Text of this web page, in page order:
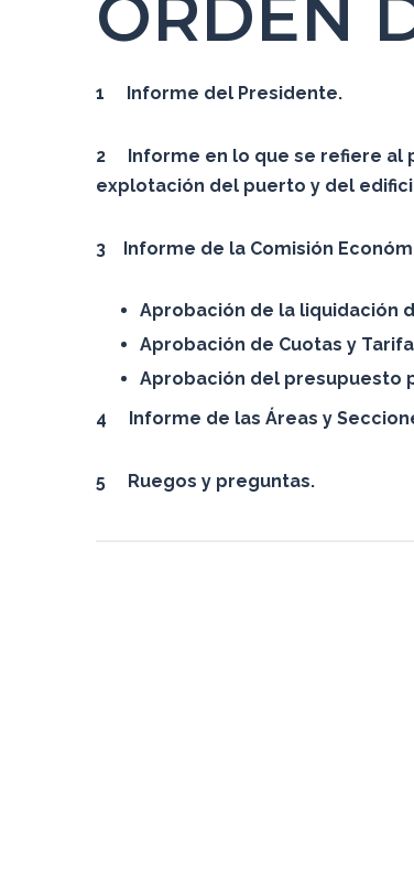
ORDEN
1 Informe del Presidente.
2 Informe en lo que se refiere al
explotación del puerto y del
3 Informe de la Comisión
Aprobación de la liquidación
Aprobación de Cuotas y
Aprobación del presupuesto
4 Informe de las Áreas y
5 Ruegos y preguntas.